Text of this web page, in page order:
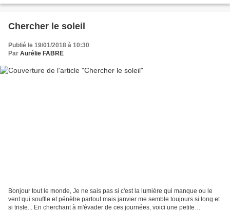
Chercher le soleil
Publié le 19/01/2018 à 10:30
Par Aurélie FABRE
Bonjour tout le monde, Je ne sais pas si c'est la lumière qui manque ou le
vent qui souffle et pénètre partout mais janvier me semble toujours si long et
si triste... En cherchant à m'évader de ces journées, voici une petite